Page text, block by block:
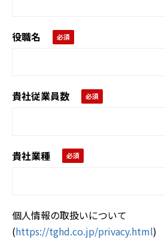
役職名
貴社従業員数
貴社業種
個人情報の取扱いについて
(https://tghd.co.jp/privacy.html)